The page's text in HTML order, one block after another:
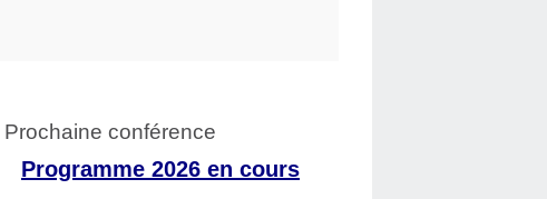
Prochaine conférence
Programme 2026 en cours